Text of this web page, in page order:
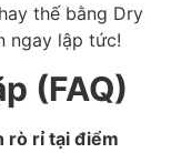
thế bằng Dry
ngay lập tức!
(FAQ)
rò rỉ tại điểm